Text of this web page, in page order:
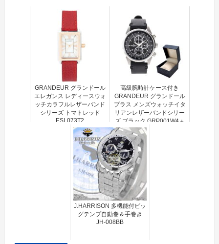
GRANDEUR グランドール
エレガンス レディースウォ
ッチカラフルレザーバンド
シリーズ トマトレッド
ESL073T2
高級腕時計ケース付き
GRANDEUR グランドール
プラス メンズウォッチイタ
リアンレザーバンドシリー
ズ ブラック GRP001W4＋
BOX
J.HARRISON 多機能付ビッ
グテンプ自動巻＆手巻き
JH-008BB